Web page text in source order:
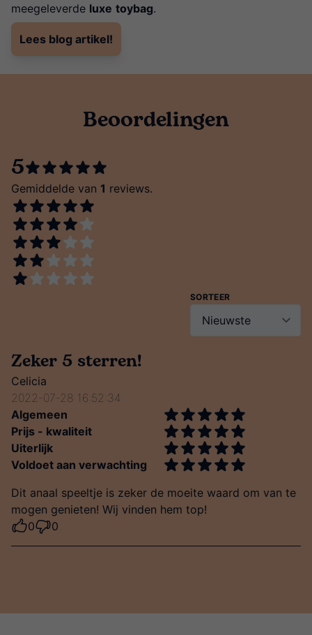
meegeleverde luxe toybag.
Lees blog artikel!
Beoordelingen
5
Gemiddelde van 1 reviews.
SORTEER
Zeker 5 sterren!
Celicia
2022-07-28 16:52:34
Algemeen
Prijs - kwaliteit
Uiterlijk
Voldoet aan verwachting
Dit anaal speeltje is zeker de moeite waard om van te
mogen genieten! Wij vinden hem top!
0
0